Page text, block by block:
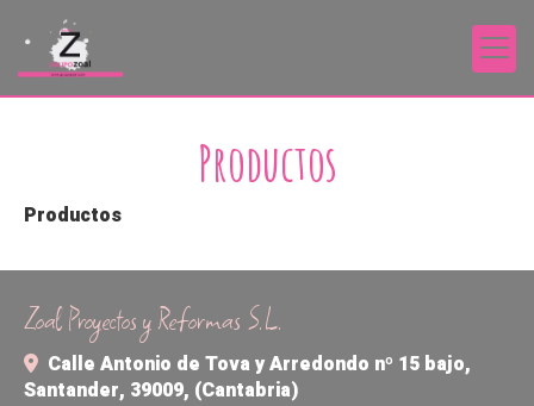
Productos
Productos
Zoal Proyectos y Reformas S.L.
Calle Antonio de Tova y Arredondo nº 15 bajo,
Santander, 39009, (Cantabria)